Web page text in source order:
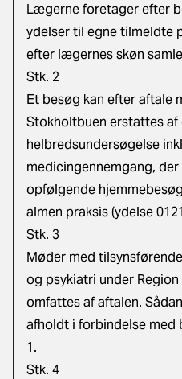
Lægerne foretager efter
ydelser til egne tilmeldte
efter lægernes skøn
Stk. 2
Et besøg kan efter aftale
Stokholtbuen erstattes af
helbredsundersøgelse
medicingennemgang,
opfølgende
almen praksis (ydelse
Stk. 3
Møder med
og psykiatri under
omfattes af aftalen.
afholdt i forbindelse med
1.
Stk. 4